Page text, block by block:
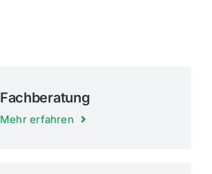
Fachbe­ratung
Mehr erfahren